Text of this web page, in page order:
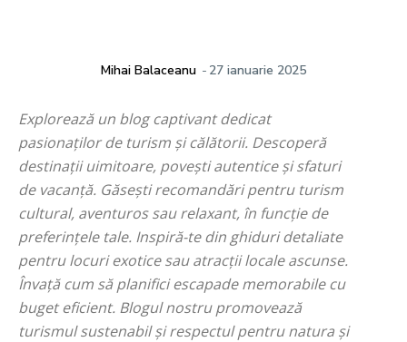
Mihai Balaceanu - 27 ianuarie 2025
Explorează un blog captivant dedicat
pasionaților de turism și călătorii. Descoperă
destinații uimitoare, povești autentice și sfaturi
de vacanță. Găsești recomandări pentru turism
cultural, aventuros sau relaxant, în funcție de
preferințele tale. Inspiră-te din ghiduri detaliate
pentru locuri exotice sau atracții locale ascunse.
Învață cum să planifici escapade memorabile cu
buget eficient. Blogul nostru promovează
turismul sustenabil și respectul pentru natura și